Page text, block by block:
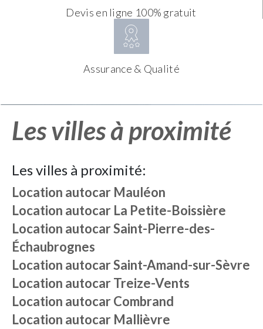
Devis en ligne 100% gratuit
Assurance & Qualité
Les villes à proximité
Les villes à proximité:
Location autocar Mauléon
Location autocar La Petite-Boissière
Location autocarSaint-Pierre-des-
Échaubrognes
Location autocarSaint-Amand-sur-Sèvre
Location autocarTreize-Vents
Location autocarCombrand
Location autocar Mallièvre